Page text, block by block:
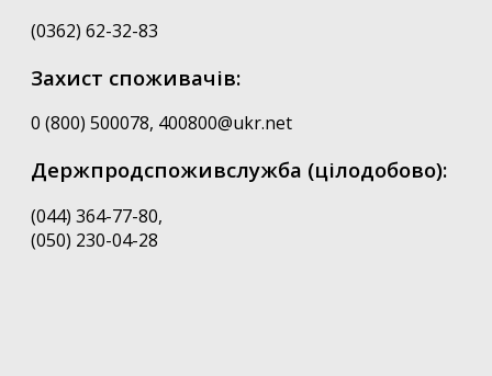
(0362) 62-32-83
Захист споживачів:
0 (800) 500078, 400800@ukr.net
Держпродспоживслужба (цілодобово):
(044) 364-77-80,
(050) 230-04-28